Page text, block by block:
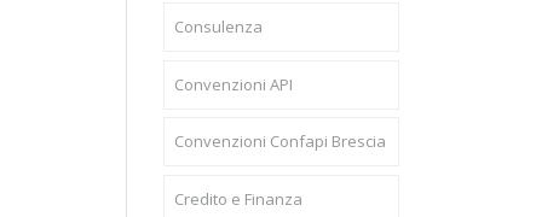
Consulenza
Convenzioni API
Convenzioni Confapi Brescia
Credito e Finanza